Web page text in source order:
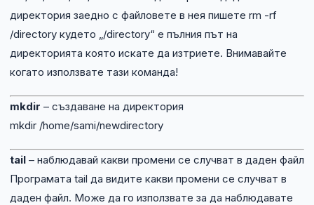
директория заедно с файловете в нея пишете rm -rf
/directory кудето „/directory“ е пълния път на
директорията която искате да изтриете. Внимавайте
когато използвате тази команда!
mkdir – създаване на директория
mkdir /home/sami/newdirectory
tail – наблюдавай какви промени се случват в даден файл
Програмата tail да видите какви промени се случват в
даден файл. Може да го използвате за да наблюдавате